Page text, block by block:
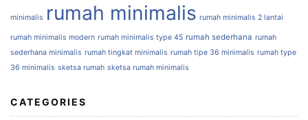
minimalis rumah minimalis rumah minimalis 2 lantai
rumah minimalis modern rumah minimalis type 45 rumah sederhana rumah
sederhana minimalis rumah tingkat minimalis rumah tipe 36 minimalis rumah type
36 minimalis sketsa rumah sketsa rumah minimalis
CATEGORIES